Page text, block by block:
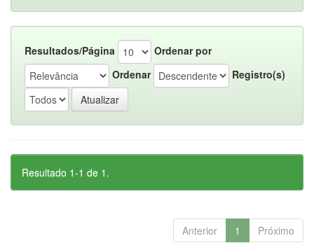
Resultados/Página
Ordenar por
Ordenar
Registro(s)
Resultado 1-1 de 1.
Anterior 1 Próximo